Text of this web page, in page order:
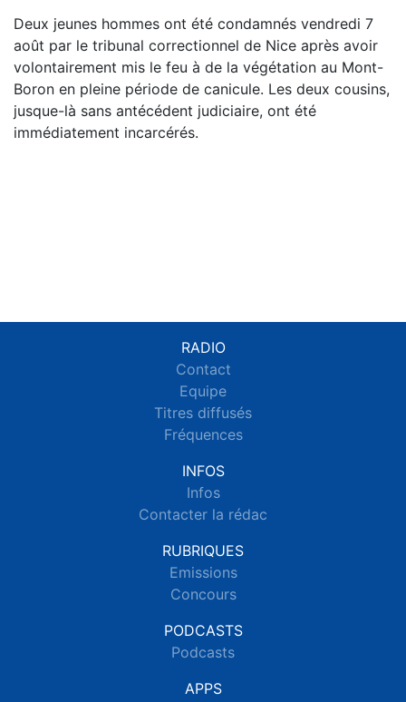
Deux jeunes hommes ont été condamnés vendredi 7
août par le tribunal correctionnel de Nice après avoir
volontairement mis le feu à de la végétation au Mont-
Boron en pleine période de canicule. Les deux cousins,
jusque-là sans antécédent judiciaire, ont été
immédiatement incarcérés.
RADIO
Contact
Equipe
Titres diffusés
Fréquences
INFOS
Infos
Contacter la rédac
RUBRIQUES
Emissions
Concours
PODCASTS
Podcasts
APPS